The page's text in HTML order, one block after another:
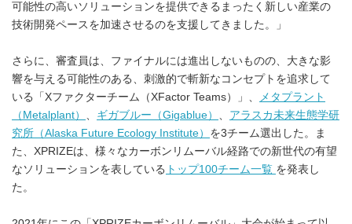
可能性の高いソリューションを提供できるまったく新しい産業の
技術開発ペースを加速させるのを支援してきました。」
さらに、審査員は、ファイナルには進出しないものの、大きな影
響を与える可能性のある、刺激的で斬新なコンセプトを追求して
いる「Xファクターチーム（XFactor Teams）」、
メタプラント
（Metalplant） 、 ギガブルー（Gigablue） 、 アラスカ未来生態学研
究所（Alaska Future Ecology Institute） を3チーム選出した。ま
た、XPRIZEは、様々なカーボンリムーバル経路での新世代の有望
なソリューションを表している ト ップ100チーム一覧 を発表し
た。